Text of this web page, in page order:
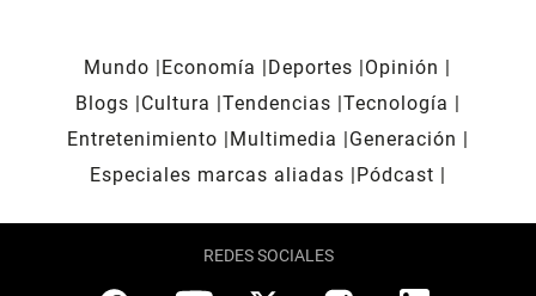
Mundo Economía Deportes
Opinión
Blogs
Cultura Tendencias Tecnología
Entretenimiento
Multimedia
Generación
Especiales marcas aliadas
Pódcast
REDES SOCIALES